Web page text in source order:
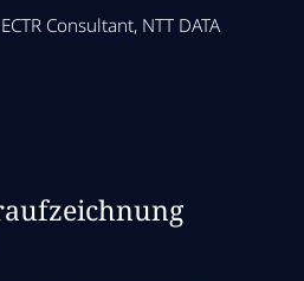
Consultant, NTT DATA